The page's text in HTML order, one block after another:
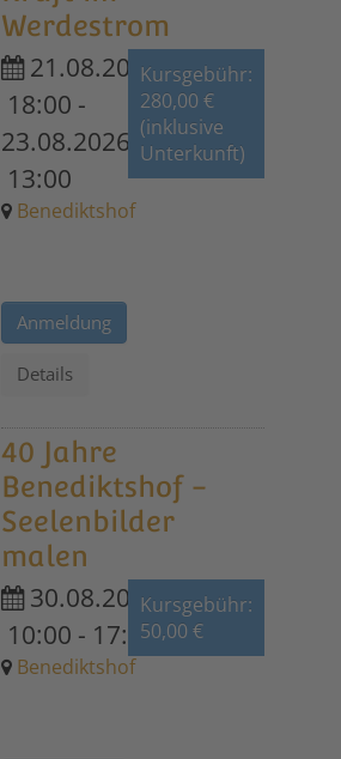
Werdestrom
21.08.2026
18:00 -
23.08.2026
13:00
Benediktshof
Kursgebühr:
280,00 €
(inklusive
Unterkunft)
Anmeldung
Details
40 Jahre
Benediktshof -
Seelenbilder
malen
30.08.2026
10:00 - 17:00
Benediktshof
Kursgebühr:
50,00 €